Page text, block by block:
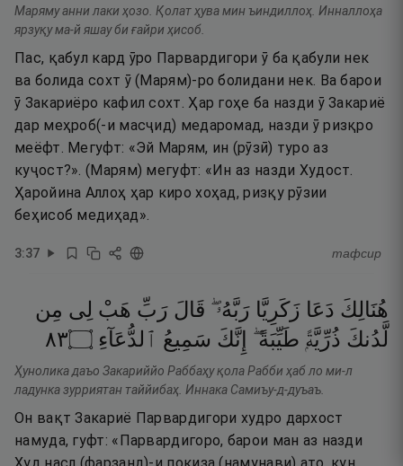
Маряму анни лаки ҳозо. Қолат ҳува мин ъиндиллоҳ. Инналлоҳа
ярзуқу ма-й яшау би ғайри ҳисоб.
Пас, қабул кард ӯро Парвардигори ӯ ба қабули нек
ва болида сохт ӯ (Марям)-ро болидани нек. Ва барои
ӯ Закариёро кафил сохт. Ҳар гоҳе ба назди ӯ Закариё
дар меҳроб(-и масҷид) медаромад, назди ӯ ризқро
меёфт. Мегуфт: «Эй Марям, ин (рӯзӣ) туро аз
куҷост?». (Марям) мегуфт: «Ин аз назди Худост.
Ҳаройина Аллоҳ ҳар киро хоҳад, ризқу рӯзии
беҳисоб медиҳад».
3:37 тафсир
هُنَالِكَ دَعَا زَكَرِيَّا رَبَّهُۥ ۖ قَالَ رَبِّ هَبْ لِى مِن
لَّدُنكَ ذُرِّيَّةًۭ طَيِّبَةً ۖ إِنَّكَ سَمِيعُ ٱلدُّعَآءِ ۝٣٨
Ҳунолика даъо Закариййо Раббаҳу қола Рабби ҳаб ло ми-л
ладунка зурриятан таййибаҳ. Иннака Самиъу-д-дуъаъ.
Он вақт Закариё Парвардигори худро дархост
намуда, гуфт: «Парвардигоро, барои ман аз назди